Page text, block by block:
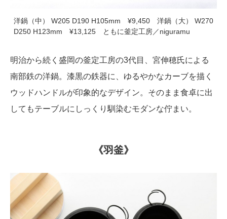
洋鍋（中） W205 D190 H105mm ¥9,450 洋鍋（大） W270
D250 H123mm ¥13,125 ともに釜定工房／niguramu
明治から続く盛岡の釜定工房の3代目、宮伸穂氏による
南部鉄の洋鍋。漆黒の鉄器に、ゆるやかなカーブを描く
ウッドハンドルが印象的なデザイン。そのまま食卓に出
してもテーブルにしっくり馴染むモダンな佇まい。
《羽釜》